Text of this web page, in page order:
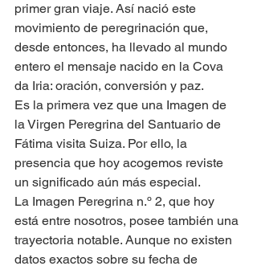
primer gran viaje. Así nació este
movimiento de peregrinación que,
desde entonces, ha llevado al mundo
entero el mensaje nacido en la Cova
da Iria: oración, conversión y paz.
Es la primera vez que una Imagen de
la Virgen Peregrina del Santuario de
Fátima visita Suiza. Por ello, la
presencia que hoy acogemos reviste
un significado aún más especial.
La Imagen Peregrina n.º 2, que hoy
está entre nosotros, posee también una
trayectoria notable. Aunque no existen
datos exactos sobre su fecha de